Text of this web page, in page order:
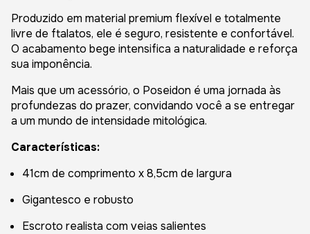
Produzido em material premium flexível e totalmente
livre de ftalatos, ele é seguro, resistente e confortável.
O acabamento bege intensifica a naturalidade e reforça
sua imponência.
Mais que um acessório, o Poseidon é uma jornada às
profundezas do prazer, convidando você a se entregar
a um mundo de intensidade mitológica.
Características:
41cm de comprimento x 8,5cm de largura
Gigantesco e robusto
Escroto realista com veias salientes